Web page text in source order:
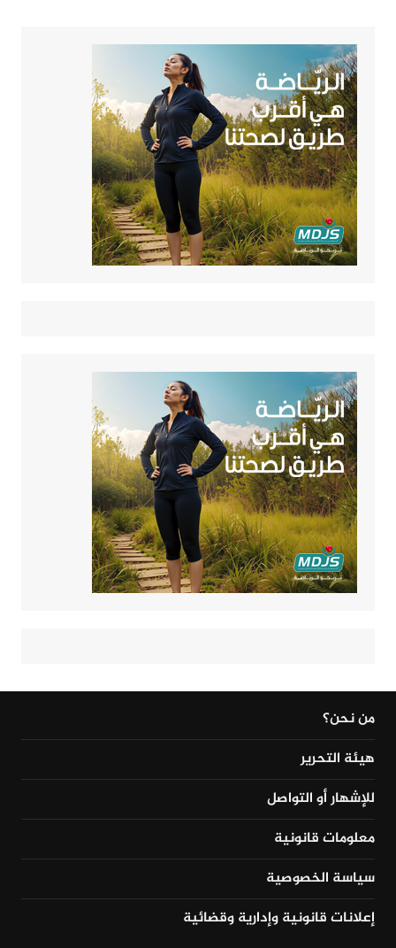
من نحن؟
هيئة التحرير
للإشهار أو التواصل
معلومات قانونية
سياسة الخصوصية
إعلانات قانونية وإدارية وقضائية